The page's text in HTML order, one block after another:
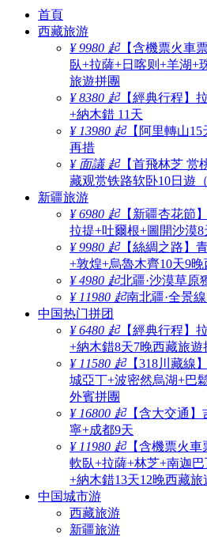
首頁
西藏旅游
¥ 9980 起【含機票火車
臥+拉薩+日喀则+羊湖+
旅遊拼團
¥ 8380 起【經典行程】
+納木錯 11天
¥ 13980 起【阿里轉山15
再措
¥ 面議 起【首飛林芝 赏
藏观赏铁路软卧10日遊
新疆旅游
¥ 6980 起【新疆杏花節
拉提+吐爾根+圖開沙漠8
¥ 9980 起【絲綢之路】
+敦煌+烏魯木齊10天9
¥ 4980 起北疆·沙漠草原
¥ 11980 起南北疆·全景
中国热门拼团
¥ 6480 起【經典行程】
+納木錯8天7晚西藏旅遊
¥ 11580 起【318川藏線
城亞丁+波密然烏湖+巴
外賓拼團
¥ 16800 起【含大交通
寧+成都9天
¥ 11980 起【含機票火車
軟臥+拉薩+林芝+南迦
+納木錯13天12晚西藏旅
中国城市游
西藏旅游
新疆旅游